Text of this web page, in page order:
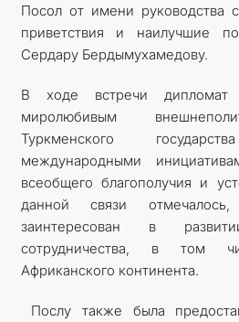
Посол от имени руководства
приветствия и наилучшие
Сердару Бердымухамедову.
В ходе встречи
миролюбивым
Туркменского
международными
всеобщего благополучия и
данной связи
заинтересован в
сотрудничества, в том
Африканского континента.
Послу также была